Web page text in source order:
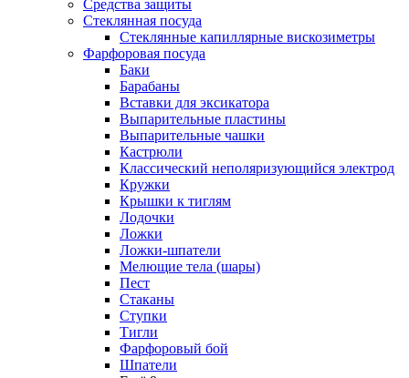
Средства защиты
Стеклянная посуда
Стеклянные капиллярные вискозиметры
Фарфоровая посуда
Баки
Барабаны
Вставки для эксикатора
Выпарительные пластины
Выпарительные чашки
Кастрюли
Классический неполяризующийся электрод
Кружки
Крышки к тиглям
Лодочки
Ложки
Ложки-шпатели
Мелющие тела (шары)
Пест
Стаканы
Ступки
Тигли
Фарфоровый бой
Шпатели